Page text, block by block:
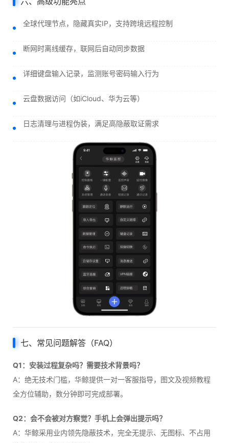
全球代理节点，隐藏真实IP，支持跨境远程控制
断网时离线缓存，联网后自动同步数据
详细键盘输入记录，监测账号密码输入行为
云盘数据访问（如iCloud、华为云等）
日志清理与进程伪装，满足高隐蔽取证需求
七、常见问题解答（FAQ）
Q1：安装过程复杂吗？需要技术背景吗？
A：绝无技术门槛，华鲸提供一对一客服指导，图文及视频教程
全方位辅助，数分钟即可完成部署。
Q2：会不会被对方察觉？手机上会弹出提示吗？
A：华鲸采用业内领先隐蔽技术，完全无提示、无图标、不占用